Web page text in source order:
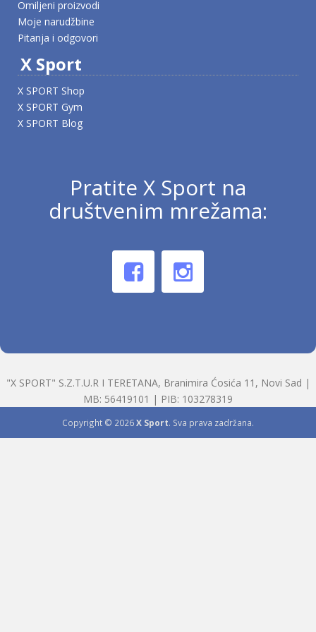
Omiljeni proizvodi
Moje narudžbine
Pitanja i odgovori
X Sport
X SPORT Shop
X SPORT Gym
X SPORT Blog
Pratite X Sport na
društvenim mrežama:
"X SPORT" S.Z.T.U.R I TERETANA, Branimira Ćosića 11, Novi Sad |
MB: 56419101 | PIB: 103278319
Copyright © 2026X Sport. Sva prava zadržana.